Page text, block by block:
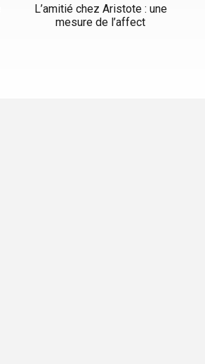
L’amitié chez Aristote : une
mesure de l’affect